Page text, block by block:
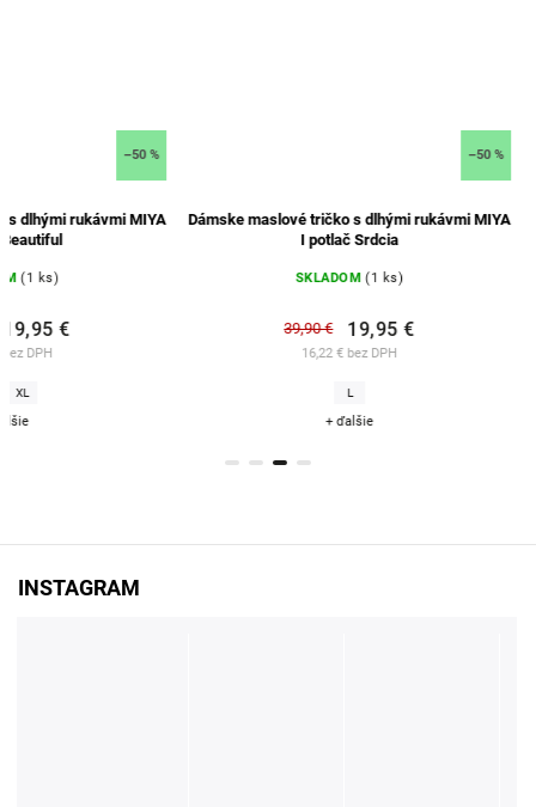
Dámske maslové tričko s dlhými rukávmi MIYA
Dámske pyžamo s
INSTAGRAM